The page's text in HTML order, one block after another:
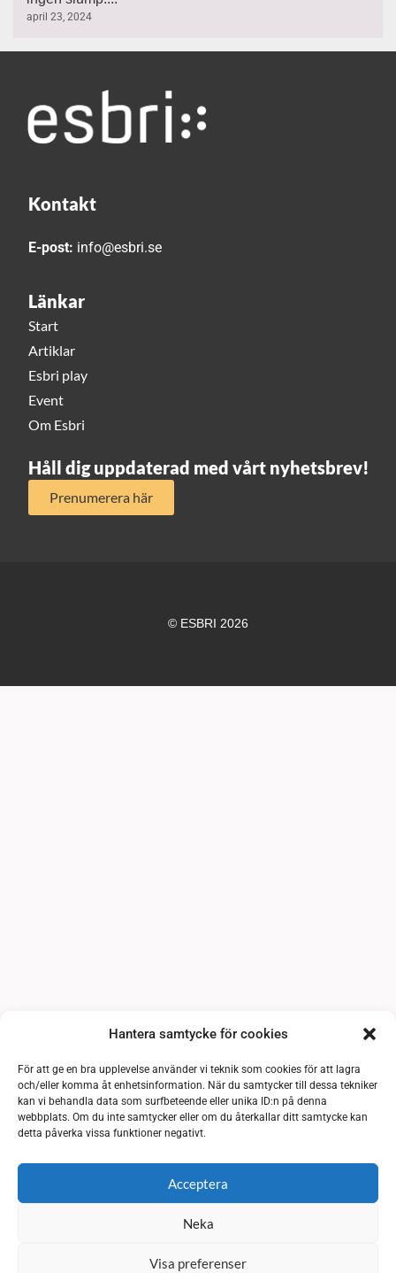
Hantera samtycke för cookies
För att ge en bra upplevelse använder vi teknik som cookies för att lagra
och/eller komma åt enhetsinformation. När du samtycker till dessa tekniker
kan vi behandla data som surfbeteende eller unika ID:n på denna
webbplats. Om du inte samtycker eller om du återkallar ditt samtycke kan
detta påverka vissa funktioner negativt.
Acceptera
Neka
Visa preferenser
april 23, 2024
Kontakt
E-post: info@esbri.se
Länkar
Start
Artiklar
Esbri play
Event
Om Esbri
Håll dig uppdaterad med vårt nyhetsbrev!
Prenumerera här
© ESBRI 2026